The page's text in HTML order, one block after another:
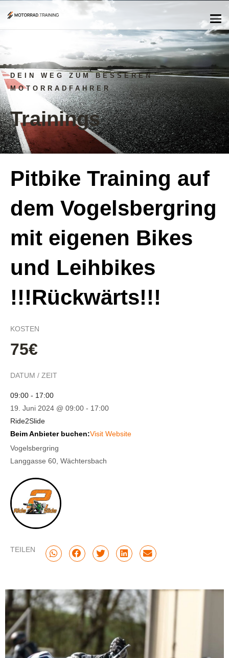
DEIN WEG ZUM BESSEREN
MOTORRADFAHRER
Trainings
Pitbike Training auf
dem Vogelsbergring
mit eigenen Bikes
und Leihbikes
!!!Rückwärts!!!
KOSTEN
75€
DATUM / ZEIT
09:00 - 17:00
19. Juni 2024 @ 09:00 - 17:00
Ride2Slide
Beim Anbieter buchen:Visit Website
Vogelsbergring
Langgasse 60, Wächtersbach
TEILEN